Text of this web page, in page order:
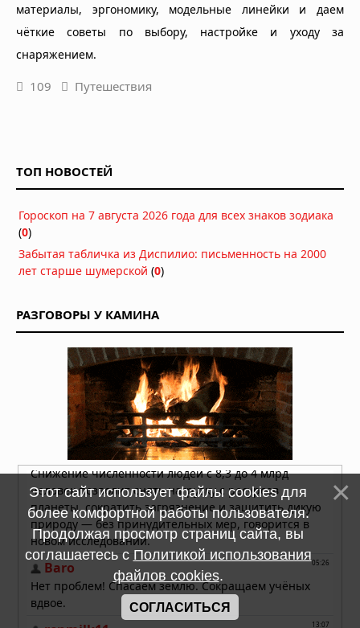
материалы, эргономику, модельные линейки и даем
чёткие советы по выбору, настройке и уходу за
снаряжением.
109 Путешествия
ТОП НОВОСТЕЙ
Гороскоп на 7 августа 2026 года для всех знаков зодиака
(0)
Забытая табличка из Диспилио: письменность на 2000
лет старше шумерской (0)
РАЗГОВОРЫ У КАМИНА
Этот сайт использует файлы cookies для
более комфортной работы пользователя.
Продолжая просмотр страниц сайта, вы
соглашаетесь с Политикой использования
файлов cookies.
СОГЛАСИТЬСЯ